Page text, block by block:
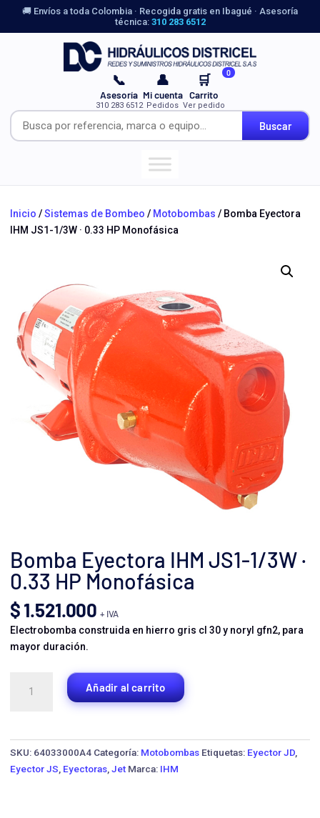
🚚 Envíos a toda Colombia · Recogida gratis en Ibagué · Asesoría
técnica: 310 283 6512
Buscar
📞
Asesoría
310 283 6512
👤
Mi cuenta
Pedidos
🛒 0
Carrito
Ver pedido
Inicio /Sistemas de Bombeo / Motobombas / Bomba Eyectora
IHM JS1-1/3W · 0.33 HP Monofásica
Bomba Eyectora IHM JS1-1/3W ·
0.33 HP Monofásica
$1.521.000 + IVA
Electrobomba construida en hierro gris cl 30 y noryl gfn2, para
mayor duración.
Eyectora
0.33
Añadir al carrito
SKU: 64033000A4 Categoría: Motobombas Etiquetas: Eyector JD
Eyector JS Eyectoras Jet Marca: IHM